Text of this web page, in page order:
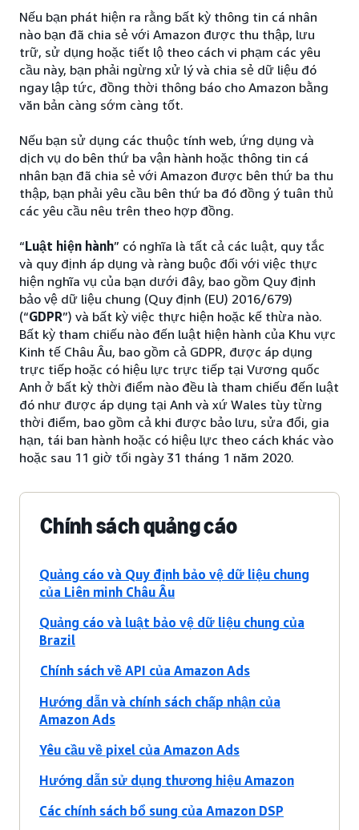
Nếu bạn phát hiện ra rằng bất kỳ thông tin cá nhân
nào bạn đã chia sẻ với Amazon được thu thập, lưu
trữ, sử dụng hoặc tiết lộ theo cách vi phạm các yêu
cầu này, bạn phải ngừng xử lý và chia sẻ dữ liệu đó
ngay lập tức, đồng thời thông báo cho Amazon bằng
văn bản càng sớm càng tốt.
Nếu bạn sử dụng các thuộc tính web, ứng dụng và
dịch vụ do bên thứ ba vận hành hoặc thông tin cá
nhân bạn đã chia sẻ với Amazon được bên thứ ba thu
thập, bạn phải yêu cầu bên thứ ba đó đồng ý tuân thủ
các yêu cầu nêu trên theo hợp đồng.
“Luật hiện hành” có nghĩa là tất cả các luật, quy tắc
và quy định áp dụng và ràng buộc đối với việc thực
hiện nghĩa vụ của bạn dưới đây, bao gồm Quy định
bảo vệ dữ liệu chung (Quy định (EU) 2016/679)
(“GDPR”) và bất kỳ việc thực hiện hoặc kế thừa nào.
Bất kỳ tham chiếu nào đến luật hiện hành của Khu vực
Kinh tế Châu Âu, bao gồm cả GDPR, được áp dụng
trực tiếp hoặc có hiệu lực trực tiếp tại Vương quốc
Anh ở bất kỳ thời điểm nào đều là tham chiếu đến luật
đó như được áp dụng tại Anh và xứ Wales tùy từng
thời điểm, bao gồm cả khi được bảo lưu, sửa đổi, gia
hạn, tái ban hành hoặc có hiệu lực theo cách khác vào
hoặc sau 11 giờ tối ngày 31 tháng 1 năm 2020.
Chính sách quảng cáo
Quảng cáo và Quy định bảo vệ dữ liệu chung
của Liên minh Châu Âu
Quảng cáo và luật bảo vệ dữ liệu chung của
Brazil
Chính sách về API của Amazon Ads
Hướng dẫn và chính sách chấp nhận của
Amazon Ads
Yêu cầu về pixel của Amazon Ads
Hướng dẫn sử dụng thương hiệu Amazon
Các chính sách bổ sung của Amazon DSP